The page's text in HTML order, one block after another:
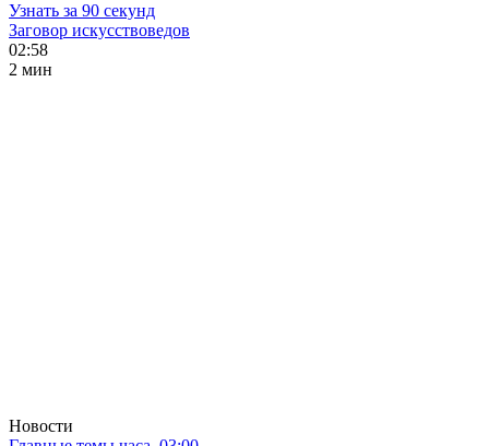
Узнать за 90 секунд
Заговор искусствоведов
02:58
2 мин
Новости